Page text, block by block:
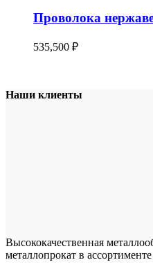
Проволока
535,500 ₽
Наши клиенты
Высококачественная
металлопрокат в